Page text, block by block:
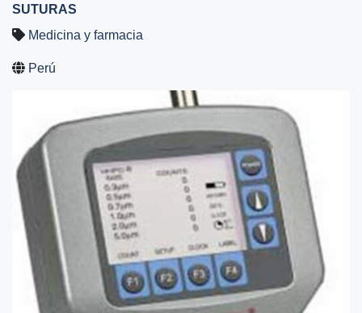
SUTURAS
Medicina y farmacia
Perú